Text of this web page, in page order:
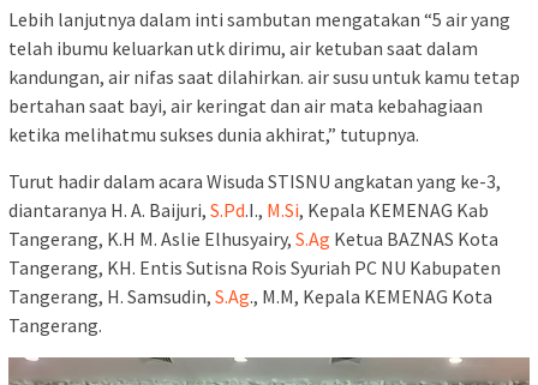
Lebih lanjutnya dalam inti sambutan mengatakan “5 air yang
telah ibumu keluarkan utk dirimu, air ketuban saat dalam
kandungan, air nifas saat dilahirkan. air susu untuk kamu tetap
bertahan saat bayi, air keringat dan air mata kebahagiaan
ketika melihatmu sukses dunia akhirat,” tutupnya.
Turut hadir dalam acara Wisuda STISNU angkatan yang ke-3,
diantaranya H. A. Baijuri, S.Pd.I., M.Si, Kepala KEMENAG Kab
Tangerang, K.H M. Aslie Elhusyairy, S.Ag Ketua BAZNAS Kota
Tangerang, KH. Entis Sutisna Rois Syuriah PC NU Kabupaten
Tangerang, H. Samsudin, S.Ag., M.M, Kepala KEMENAG Kota
Tangerang.
Pemutar